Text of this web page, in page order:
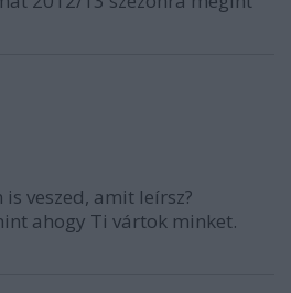
veszed, amit leírsz?
ahogy Ti vártok minket.